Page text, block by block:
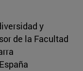
y
de la Facultad